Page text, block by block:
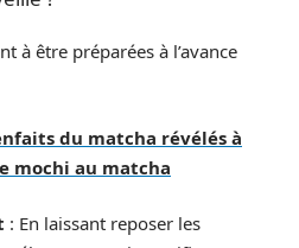
à être préparées à l’avance
du matcha révélés à
mochi au matcha
: En laissant reposer les